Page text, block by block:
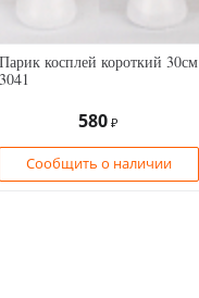
Парик косплей короткий 30см
3041
580 ₽
Сообщить о наличии